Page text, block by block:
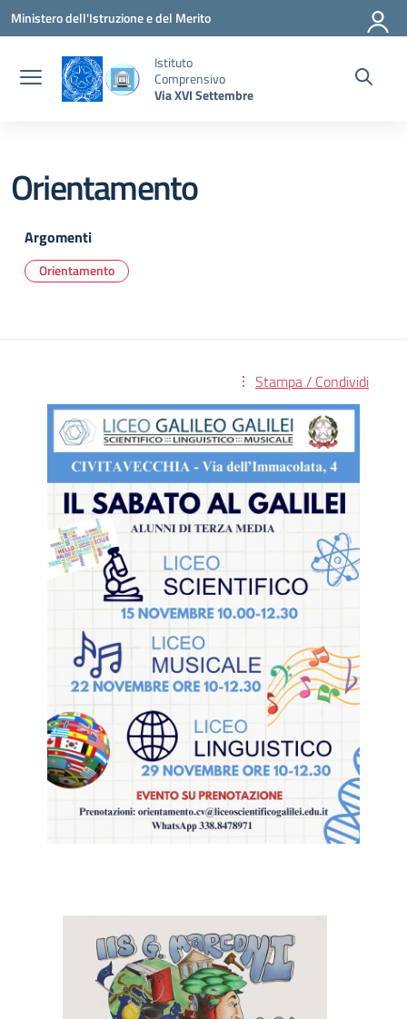
Vai ai contenuti
Vai al menu di navigazione
Vai al footer
Ministero dell'Istruzione e del Merito
Istituto
Comprensivo
Via XVI Settembre
Orientamento
Argomenti
Orientamento
Stampa / Condividi